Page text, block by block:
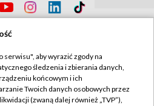
Sklep TVP
Reklamy
prywatności
Moje zgody
aby wyrazić zgody na
śledzenia i zbierania danych,
końcowym i ich
Twoich danych osobowych przez
(zwaną dalej również „TVP”),